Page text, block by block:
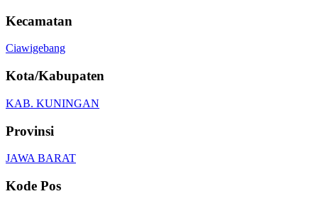
Kecamatan
Ciawigebang
Kota/Kabupaten
KAB. KUNINGAN
Provinsi
JAWA BARAT
Kode Pos